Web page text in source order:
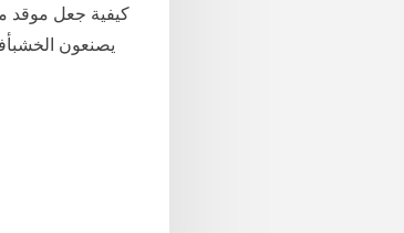
كيفية جعل موقد
يصنعون